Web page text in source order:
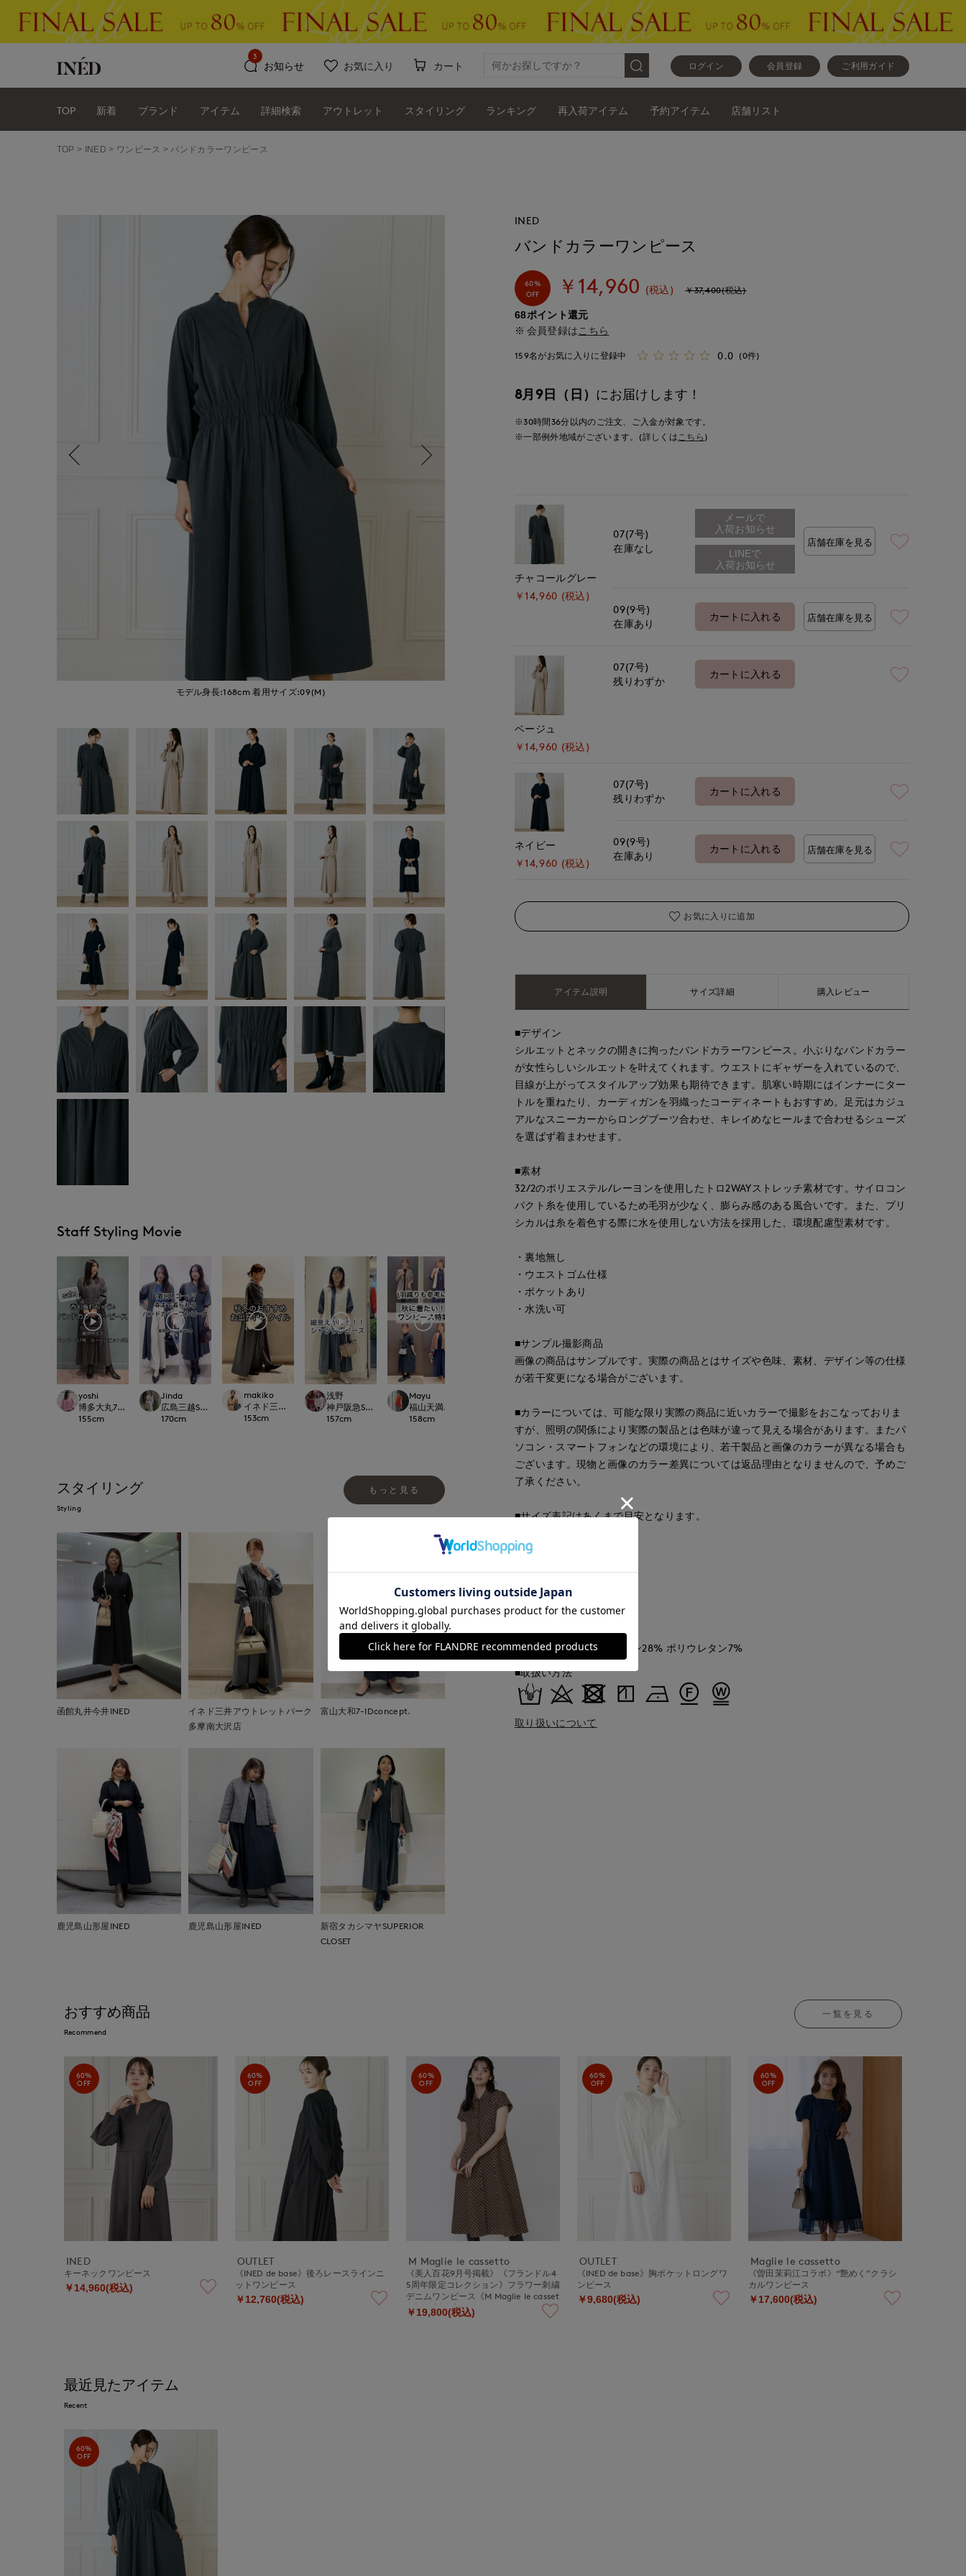
ログイン 会員登録 ご利用ガイド
お知らせ
3
お気に入り カート
TOP 新着 ブランド アイテム 詳細検索 アウトレット スタイリング ランキング 再入荷アイテム 予約アイテム 店舗リスト
TOP INED ワンピース バンドカラーワンピース
モデル身長:168cm 着用サイズ:09(M) 着用サイズ:09(M)
Staff Styling Movie
yoshi
博多大丸7-IDconcept.
155cm
Jinda
広島三越SUPERIORCLOSET
170cm
makiko
イネド三井アウトレットパーク多摩南大沢店
153cm
浅野
神戸阪急SUPERIORCLOSET
157cm
Mayu
福山天満屋店INED/7-IDconcept./Maglie
158cm
鹿児島山形屋INED
cm
小倉井筒屋SUPERIOR CLOSET
159cm
新宿タカシマヤSUPERIOR CLOSET
158cm
那覇メインプレイスI.T.'S.international
157cm
神戸阪急SUPERIORCLOSET
157cm
スタイリング
Styling
もっと見る
函館丸井今井INED
イネド三井アウトレットパーク
多摩南大沢店
富山大和7-IDconcept.
鹿児島山形屋INED 鹿児島山形屋INED
新宿タカシマヤSUPERIOR
CLOSET
INED
バンドカラーワンピース
60%
OFF
￥14,960 (税込) ￥37,400(税込)
68ポイント還元
会員登録は こちら
159名がお気に入りに登録中 0.0 (0件)
8月9日（日） にお届けします！
※30時間36分以内のご注文、ご入金が対象です。
※一部例外地域がございます。(詳しくはこちら )
チャコールグレー
￥14,960 (税込)
07(7号)
在庫なし
メールで
入荷お知らせ
店舗在庫を見る
09(9号)
在庫あり
カートに入れる 店舗在庫を見る
ベージュ
￥14,960 (税込)
07(7号)
残りわずか
カートに入れる
ネイビー
￥14,960 (税込)
07(7号)
残りわずか
カートに入れる
09(9号)
在庫あり
カートに入れる 店舗在庫を見る
お気に入りに追加
アイテム説明 サイズ詳細 購入レビュー
■デザイン
シルエットとネックの開きに拘ったバンドカラーワンピース。小ぶりなバンドカラー
が女性らしいシルエットを叶えてくれます。ウエストにギャザーを入れているので、
目線が上がってスタイルアップ効果も期待できます。肌寒い時期にはインナーにター
トルを重ねたり、カーディガンを羽織ったコーディネートもおすすめ。足元はカジュ
アルなスニーカーからロングブーツ合わせ、キレイめなヒールまで合わせるシューズ
を選ばず着まわせます。
■素材
32/2のポリエステル/レーヨンを使用したトロ2WAYストレッチ素材です。サイロコン
パクト糸を使用しているため毛羽が少なく、膨らみ感のある風合いです。また、プリ
シカルは糸を着色する際に水を使用しない方法を採用した、環境配慮型素材です。
・裏地無し
・ウエストゴム仕様
・ポケットあり
・水洗い可
■サンプル撮影商品
画像の商品はサンプルです。実際の商品とはサイズや色味、素材、デザイン等の仕様
が若干変更になる場合がございます。
■カラーについては、可能な限り実際の商品に近いカラーで撮影をおこなっておりま
すが、照明の関係により実際の製品とは色味が違って見える場合があります。またパ
ソコン・スマートフォンなどの環境により、若干製品と画像のカラーが異なる場合も
ございます。現物と画像のカラー差異については返品理由となりませんので、予めご
了承ください。
■サイズ表記はあくまで目安となります。
■品番
■原産国
中国製
■クオリティ
ポリエステル65% レーヨン28% ポリウレタン7%
■取扱い方法
取り扱いについて
おすすめ商品
Recommend
一覧を見る
60%
OFF
INED
キーネックワンピース
￥14,960(税込)
60%
OFF
OUTLET
《INED de base》後ろレースラインニ
ットワンピース
￥12,760(税込)
60%
OFF
M Maglie le cassetto
《美人百花9月号掲載》《フランドル4
5周年限定コレクション》フラワー刺繍
デニムワンピース《M Maglie le casset
to》｜刺繍映えデニムワンピ
￥19,800(税込)
60%
OFF
OUTLET
《INED de base》胸ポケットロングワ
ンピース
￥9,680(税込)
60%
OFF
Maglie le cassetto
《曽田茉莉江コラボ》“艶めく”クラシ
カルワンピース
￥17,600(税込)
最近見たアイテム
Recent
60%
OFF